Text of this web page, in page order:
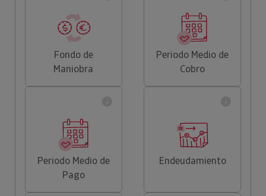
Fondo de
Maniobra
Periodo Medio de
Cobro
Periodo Medio de
Pago
Endeudamiento